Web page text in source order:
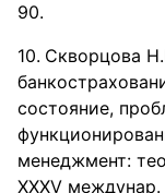
90.
Скворцова
состояние,
менеджмент:
XXXV